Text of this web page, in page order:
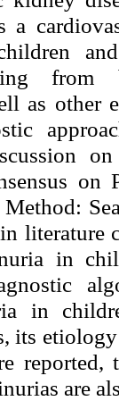
a
as other
on
literature
in
in
its
reported,
are